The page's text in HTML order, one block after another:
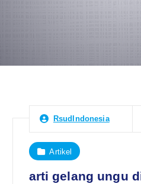
RsudIndonesia
Artikel
arti gelang ungu